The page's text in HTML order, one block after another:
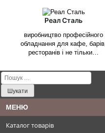
Реал Сталь
виробництво професійного
обладнання для кафе, барів,
ресторанів і не тільки…
Пошук:
Каталог товарів